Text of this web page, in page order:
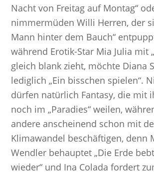
Nacht von Freitag auf Montag“
nimmermüden Willi Herren, der
Mann hinter dem Bauch“
während Erotik-Star Mia Julia mit
gleich blank zieht, möchte Diana
lediglich „Ein bisschen spielen“.
dürfen natürlich Fantasy, die mit
noch im „Paradies“ weilen,
andere anscheinend schon mit
Klimawandel beschäftigen, denn
Wendler behauptet „Die Erde
wieder“ und Ina Colada fordert